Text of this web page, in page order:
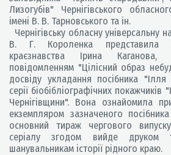
Лизогубів" Чернігівського
імені В. В. Тарновського та ін.
Чернігівську обласну універсальну
В. Г. Короленка представила
краєзнавства Ірина
повідомленням "Цілісний образ
досвіду укладання посібника
серії біобібліографічних покажчиків
Чернігівщини". Вона ознайомила
екземпляром зазначеного
основний тираж чергового випуску
серіалу згодом вийде друком
шанувальникам історії рідного краю.